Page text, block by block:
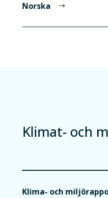
Norska
Klimat- och
Klima- och